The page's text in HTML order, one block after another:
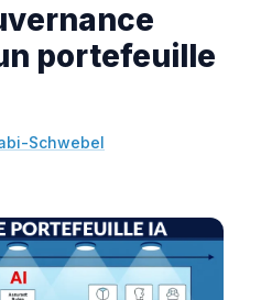
portefeuille
Schwebel